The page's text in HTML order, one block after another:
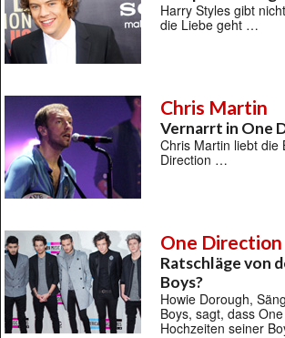
Harry Styles gibt
die Liebe geht …
Chris Martin
Vernarrt in One
Chris Martin liebt die
Direction …
One Direction
Ratschläge von
Boys?
Howie Dorough,
Boys, sagt, dass
Hochzeiten seiner